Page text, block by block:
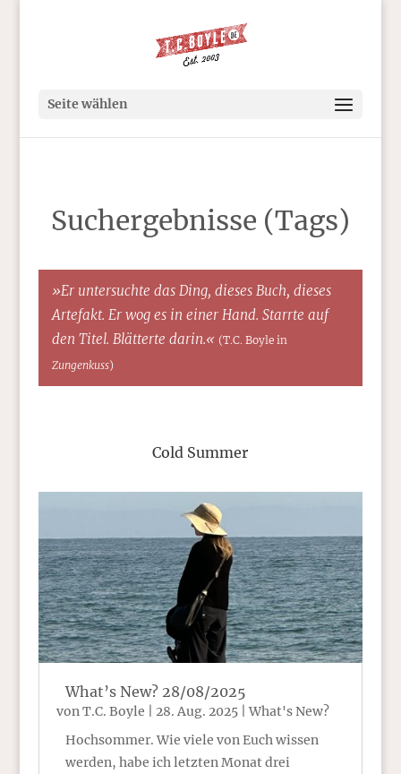
Seite wählen
Suchergebnisse (Tags)
»Er untersuchte das Ding, dieses Buch, dieses
Artefakt. Er wog es in einer Hand. Starrte auf
den Titel. Blätterte darin.« (T.C. Boyle in
Zungenkuss)
Cold Summer
What’s New? 28/08/2025
von T.C. Boyle 28. Aug. 2025|What's New?
Hochsommer. Wie viele von Euch wissen
werden, habe ich letzten Monat drei